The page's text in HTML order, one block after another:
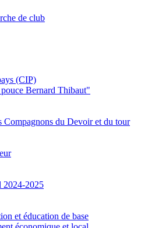
de club
(CIP)
Bernard Thibaut"
Compagnons du Devoir et du tour
2024-2025
et éducation de base